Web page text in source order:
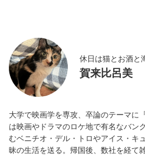
休日は猫とお酒と
賀来比呂美
大学で映画学を専攻、卒論のテーマに
は映画やドラマのロケ地で有名なバン
むベニチオ・デル・トロやアイス・キ
昧の生活を送る。帰国後、数社を経て